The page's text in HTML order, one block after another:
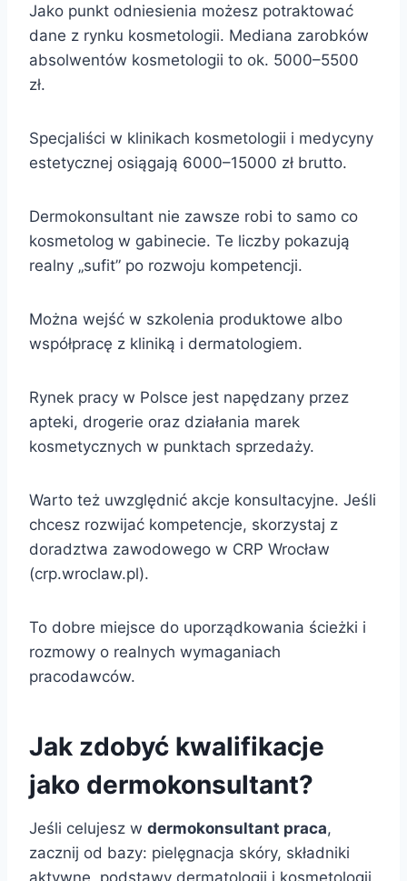
Jako punkt odniesienia możesz potraktować
dane z rynku kosmetologii. Mediana zarobków
absolwentów kosmetologii to ok. 5000–5500
zł.
Specjaliści w klinikach kosmetologii i medycyny
estetycznej osiągają 6000–15000 zł brutto.
Dermokonsultant nie zawsze robi to samo co
kosmetolog w gabinecie. Te liczby pokazują
realny „sufit” po rozwoju kompetencji.
Można wejść w szkolenia produktowe albo
współpracę z kliniką i dermatologiem.
Rynek pracy w Polsce jest napędzany przez
apteki, drogerie oraz działania marek
kosmetycznych w punktach sprzedaży.
Warto też uwzględnić akcje konsultacyjne. Jeśli
chcesz rozwijać kompetencje, skorzystaj z
doradztwa zawodowego w CRP Wrocław
(crp.wroclaw.pl).
To dobre miejsce do uporządkowania ścieżki i
rozmowy o realnych wymaganiach
pracodawców.
Jak zdobyć kwalifikacje
jako dermokonsultant?
Jeśli celujesz w dermokonsultant praca,
zacznij od bazy: pielęgnacja skóry, składniki
aktywne, podstawy dermatologii i kosmetologii.